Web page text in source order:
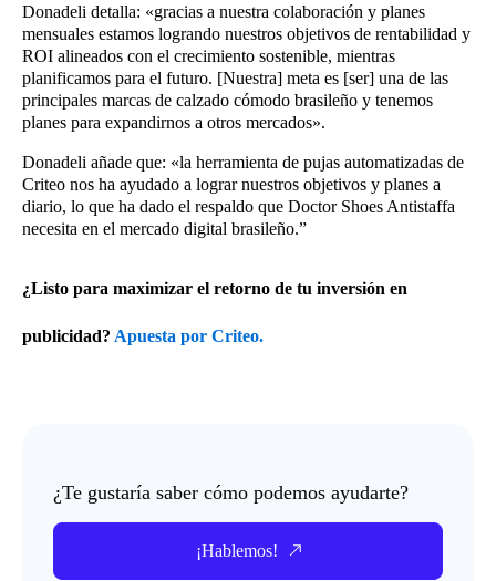
¿Te gustaría saber cómo podemos ayudarte?
¡Hablemos!
Donadeli detalla: «gracias a nuestra colaboración y planes
mensuales estamos logrando nuestros objetivos de rentabilidad y
ROI alineados con el crecimiento sostenible, mientras
planificamos para el futuro. [Nuestra] meta es [ser] una de las
principales marcas de calzado cómodo brasileño y tenemos
planes para expandirnos a otros mercados».
Donadeli añade que: «la herramienta de pujas automatizadas de
Criteo nos ha ayudado a lograr nuestros objetivos y planes a
diario, lo que ha dado el respaldo que Doctor Shoes Antistaffa
necesita en el mercado digital brasileño.”
¿Listo para maximizar el retorno de tu inversión en
publicidad? Apuesta por Criteo.